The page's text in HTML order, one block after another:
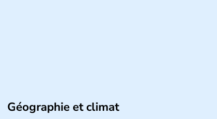
Géographie et climat